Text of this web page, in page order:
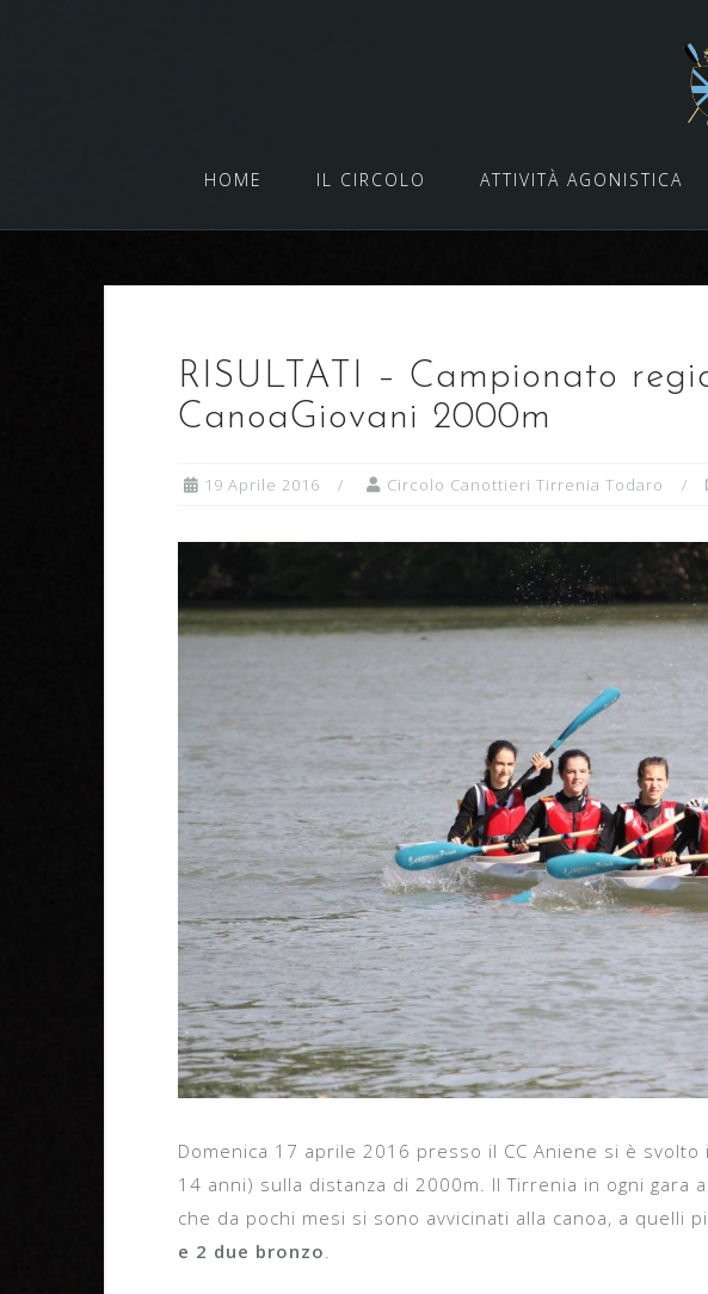
HOME IL CIRCOLO ATTIVITÀ AGONISTICA
RISULTATI – Campionato
CanoaGiovani 2000m
19 Aprile 2016 Circolo Canottieri Tirrenia Todaro
Domenica 17 aprile 2016 presso il CC Aniene si è
14 anni) sulla distanza di 2000m. Il Tirrenia in ogni gara
che da pochi mesi si sono avvicinati alla canoa, a quelli
e 2 due bronzo